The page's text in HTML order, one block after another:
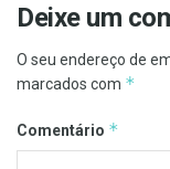
Deixe um
O seu endereço de
marcados com *
Comentário *